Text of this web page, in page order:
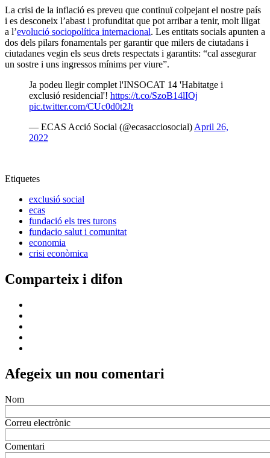
La crisi de la inflació es preveu que continuï colpejant el nostre país
i es desconeix l’abast i profunditat que pot arribar a tenir, molt lligat
a l’evolució sociopolítica internacional. Les entitats socials apunten a
dos dels pilars fonamentals per garantir que milers de ciutadans i
ciutadanes vegin els seus drets respectats i garantits: “cal assegurar
un sostre i uns ingressos mínims per viure”.
Ja podeu llegir complet l'INSOCAT 14 'Habitatge i
exclusió residencial'! https://t.co/SzoB14lIOj
pic.twitter.com/CUc0d0t2Jt
— ECAS Acció Social (@ecasacciosocial) April 26,
2022
Etiquetes
exclusió social
ecas
fundació els tres turons
fundacio salut i comunitat
economia
crisi econòmica
Comparteix i difon
Afegeix un nou comentari
Nom
Correu electrònic
Comentari